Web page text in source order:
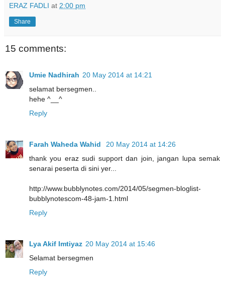
ERAZ FADLI at 2:00 pm
Share
15 comments:
Umie Nadhirah 20 May 2014 at 14:21
selamat bersegmen..
hehe ^__^
Reply
Farah Waheda Wahid
20 May 2014 at 14:26
thank you eraz sudi support dan join, jangan lupa semak
senarai peserta di sini yer...
http://www.bubblynotes.com/2014/05/segmen-bloglist-
bubblynotescom-48-jam-1.html
Reply
Lya Akif Imtiyaz 20 May 2014 at 15:46
Selamat bersegmen
Reply